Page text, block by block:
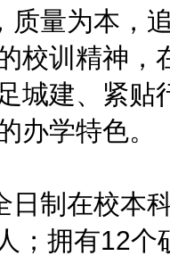
质量为本，
校训精神
城建、紧
办学特色。
制在校本科
；拥有12